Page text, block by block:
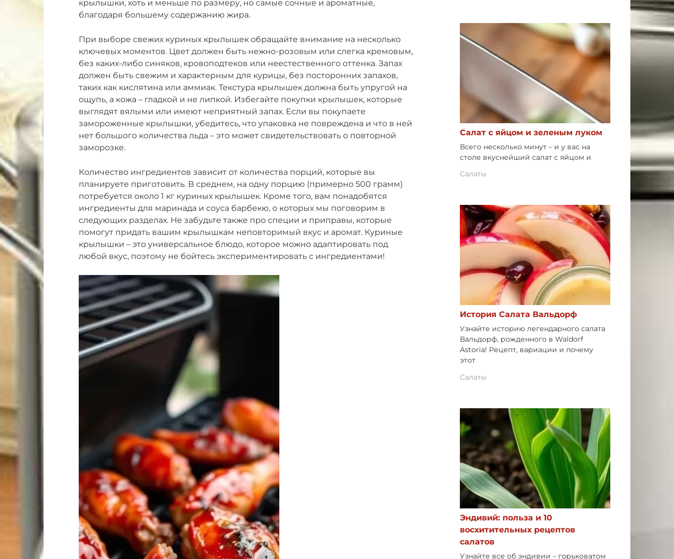
крылышки, хоть и меньше по размеру, но самые сочные и ароматные,
благодаря большему содержанию жира.
При выборе свежих куриных крылышек обращайте внимание на несколько
ключевых моментов. Цвет должен быть нежно-розовым или слегка кремовым,
без каких-либо синяков, кровоподтеков или неестественного оттенка. Запах
должен быть свежим и характерным для курицы, без посторонних запахов,
таких как кислятина или аммиак. Текстура крылышек должна быть упругой на
ощупь, а кожа – гладкой и не липкой. Избегайте покупки крылышек, которые
выглядят вялыми или имеют неприятный запах. Если вы покупаете
замороженные крылышки, убедитесь, что упаковка не повреждена и что в ней
нет большого количества льда – это может свидетельствовать о повторной
заморозке.
Количество ингредиентов зависит от количества порций, которые вы
планируете приготовить. В среднем, на одну порцию (примерно 500 грамм)
потребуется около 1 кг куриных крылышек. Кроме того, вам понадобятся
ингредиенты для маринада и соуса барбекю, о которых мы поговорим в
следующих разделах. Не забудьте также про специи и приправы, которые
помогут придать вашим крылышкам неповторимый вкус и аромат. Куриные
крылышки – это универсальное блюдо, которое можно адаптировать под
любой вкус, поэтому не бойтесь экспериментировать с ингредиентами!
Салат с яйцом и зеленым луком
Всего несколько минут – и у вас на
столе вкуснейший салат с яйцом и
Салаты
История Салата Вальдорф
Узнайте историю легендарного салата
Вальдорф, рожденного в Waldorf
Astoria! Рецепт, вариации и почему
этот
Салаты
Эндивий: польза и 10
восхитительных рецептов
салатов
Узнайте все об эндивии – горьковатом